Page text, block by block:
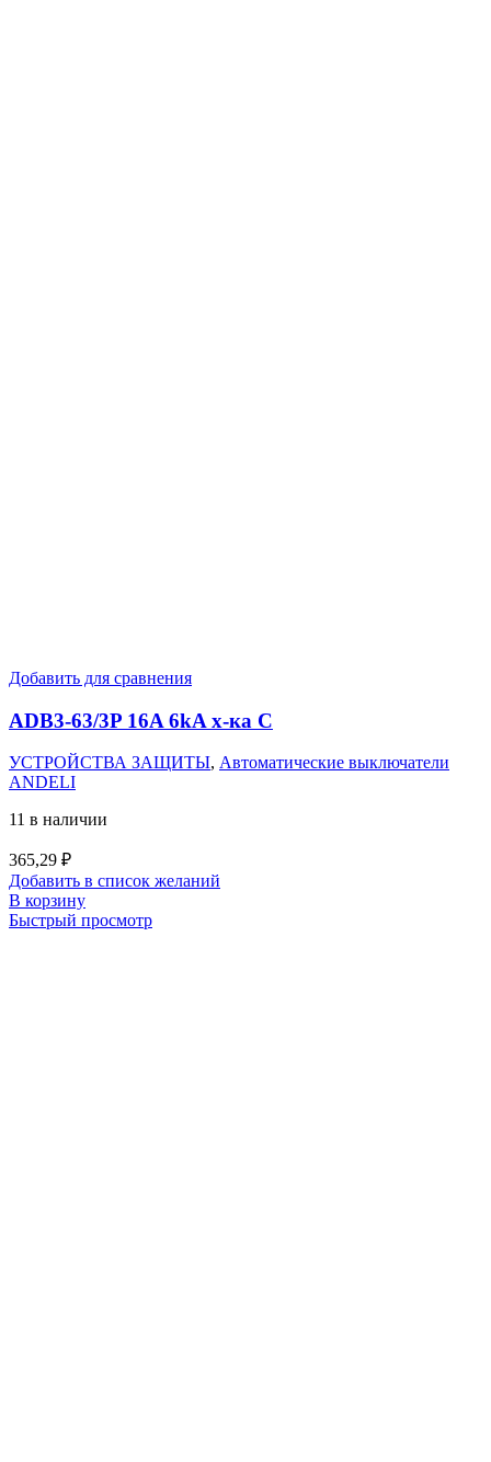
Добавить для сравнения
ADB3-63/3P 16A 6kA х-ка C
УСТРОЙСТВА ЗАЩИТЫ, Автоматические выключатели
ANDELI
11 в наличии
365,29 ₽
Добавить в список желаний
В корзину
Быстрый просмотр